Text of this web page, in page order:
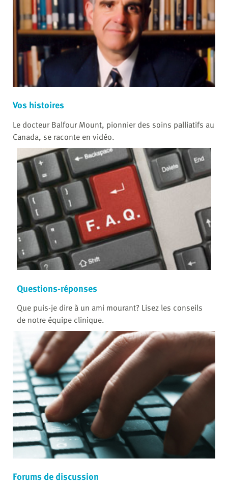
Vos histoires
Le docteur Balfour Mount, pionnier des soins palliatifs au
Canada, se raconte en vidéo.
Questions-réponses
Que puis-je dire à un ami mourant? Lisez les conseils
de notre équipe clinique.
Forums de discussion